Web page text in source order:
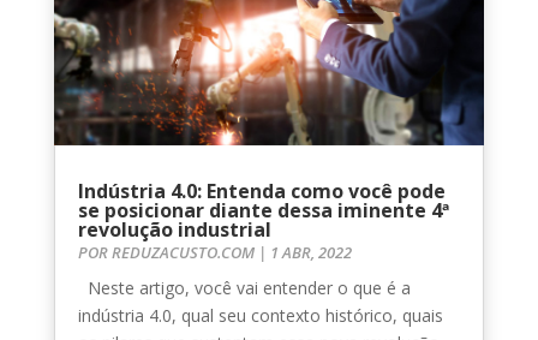
Indústria 4.0: Entenda como você pode
se posicionar diante dessa iminente 4ª
revolução industrial
PORREDUZACUSTO.COM| 1 ABR, 2022
Neste artigo, você vai entender o que é a
indústria 4.0, qual seu contexto histórico, quais